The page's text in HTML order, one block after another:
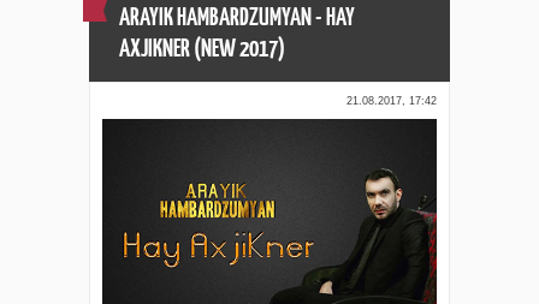
ARAYIK HAMBARDZUMYAN - HAY
AXJIKNER (NEW 2017)
21.08.2017, 17:42